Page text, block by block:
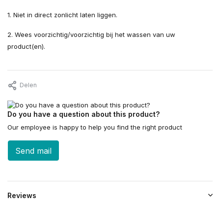
1. Niet in direct zonlicht laten liggen.
2. Wees voorzichtig/voorzichtig bij het wassen van uw
product(en).
Delen
Do you have a question about this product?
Our employee is happy to help you find the right product
Send mail
Reviews